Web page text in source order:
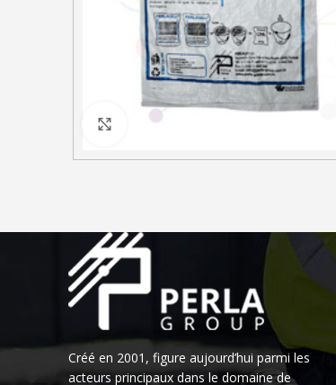
Click to enlarge
Créé en 2001, figure aujourd’hui parmi les
acteurs principaux dans le domaine de